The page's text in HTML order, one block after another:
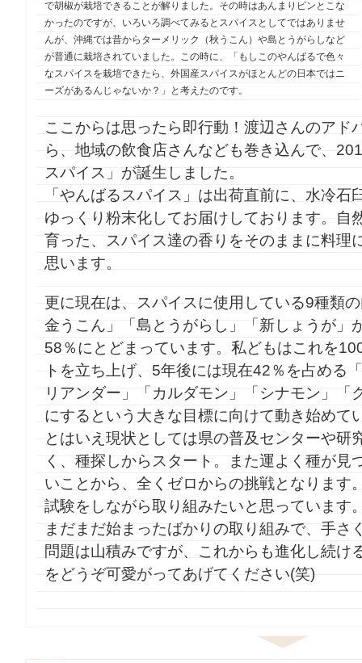
で胡椒が栽培できることが解りました。その時はあんまりピンとこな
かったのですが、いろいろ調べてみるとスパイスとしてではありませ
んが、沖縄では昔からターメリック（秋うこん）や島とうがらしなど
が普通に栽培されていました。この時に、「もしこのやんばるで色々
なスパイスを栽培できたら、外国産スパイスがほとんどの日本ではニ
ーズがあるんじゃないか？」と考えたのです。
ここからは思ったら即行動！渡辺さんのアド
ら、地域の飲食店さんなども巻き込んで、
スパイス」が誕生しました。
「やんばるスパイス」は出荷直前に、水冷石
ゆっくり粉末化してお届けしております。自
育った、スパイス達の香りをそのままに料理
思います。
更に現在は、スパイスに使用している9種類
金うこん」「島とうがらし」「新しょうが」
58％にとどまっています。私どもはこれを
トを立ち上げ、5年後には現在42％を占める
リアンダー」「カルダモン」「シナモン」「
にするという大きな目標に向けて動き始めて
とはいえ現状としては県の普及センターや研
く、種探しからスタート。また運よく種が見
いことから、全くゼロからの挑戦となります
試験をしながら取り組みたいと思っています
まだまだ始まったばかりの取り組みで、手さ
問題は山積みですが、これからも進化し続け
をどうぞ可愛がってあげてください(笑)